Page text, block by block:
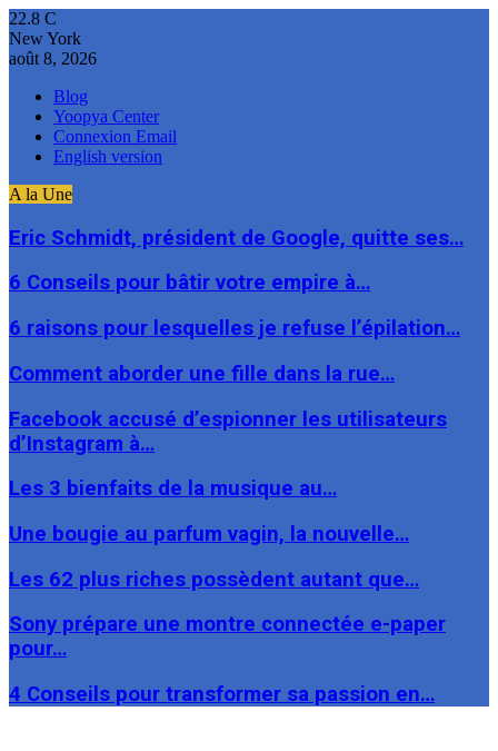
22.8 C
New York
août 8, 2026
Blog
Yoopya Center
Connexion Email
English version
A la Une
Eric Schmidt, président de Google, quitte ses…
6 Conseils pour bâtir votre empire à…
6 raisons pour lesquelles je refuse l’épilation…
Comment aborder une fille dans la rue…
Facebook accusé d’espionner les utilisateurs
d’Instagram à…
Les 3 bienfaits de la musique au…
Une bougie au parfum vagin, la nouvelle…
Les 62 plus riches possèdent autant que…
Sony prépare une montre connectée e-paper
pour…
4 Conseils pour transformer sa passion en…